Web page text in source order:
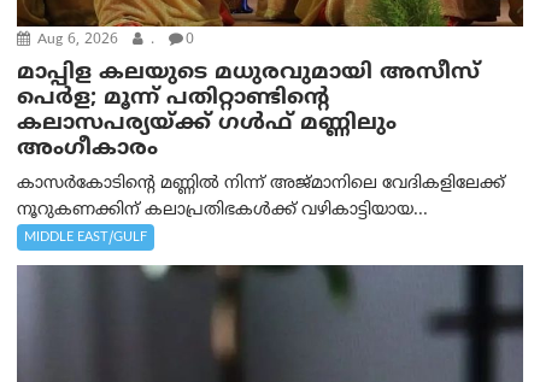
Aug 6, 2026 . 0
മാപ്പിള കലയുടെ മധുരവുമായി അസീസ്
പെർള; മൂന്ന് പതിറ്റാണ്ടിന്റെ
കലാസപര്യയ്ക്ക് ഗൾഫ് മണ്ണിലും
അംഗീകാരം
കാസർകോടിന്റെ മണ്ണിൽ നിന്ന് അജ്മാനിലെ വേദികളിലേക്ക്
നൂറുകണക്കിന് കലാപ്രതിഭകൾക്ക് വഴികാട്ടിയായ...
MIDDLE EAST/GULF